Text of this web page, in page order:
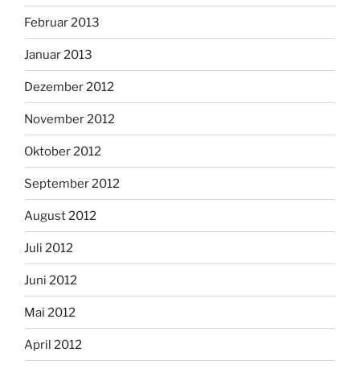
Februar 2013
Januar 2013
Dezember 2012
November 2012
Oktober 2012
September 2012
August 2012
Juli 2012
Juni 2012
Mai 2012
April 2012